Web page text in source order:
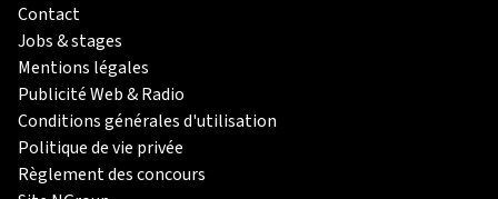
Contact
Jobs & stages
Mentions légales
Publicité Web & Radio
Conditions générales d'utilisation
Politique de vie privée
Règlement des concours